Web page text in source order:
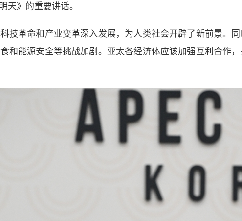
天》的重要讲话。
革命和产业变革深入发展，为人类社会开辟了新前景。同
和能源安全等挑战加剧。亚太各经济体应该加强互利合作